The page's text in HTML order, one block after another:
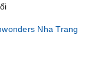
Nha Trang